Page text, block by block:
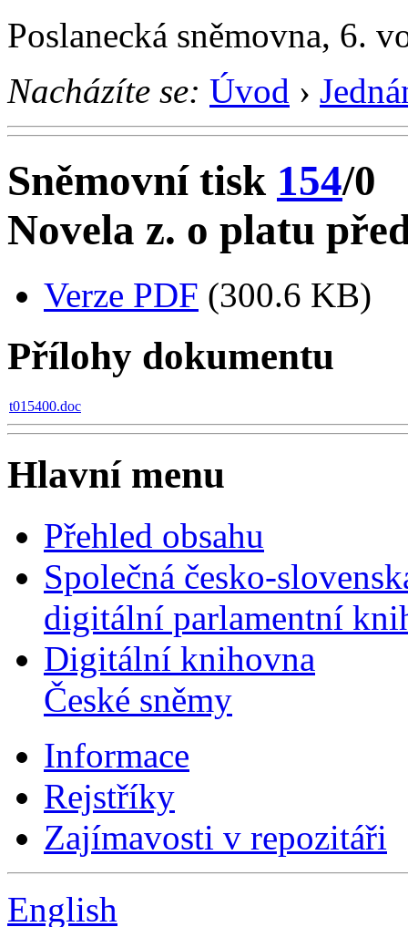
Poslanecká sněmovna, 6.
Nacházíte se: Úvod ›
Sněmovní tisk 154/0
Novela z. o platu
Verze PDF (300.6 KB)
Přílohy dokumentu
t015400.doc
Hlavní menu
Přehled obsahu
Společná česko-
digitální parlamentní
Digitální knihovna
České sněmy
Informace
Rejstříky
Zajímavosti v repozitáři
English